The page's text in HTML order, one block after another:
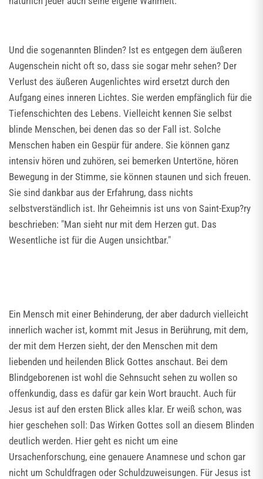
Und die sogenannten Blinden? Ist es entgegen dem äußeren
Augenschein nicht oft so, dass sie sogar mehr sehen? Der
Verlust des äußeren Augenlichtes wird ersetzt durch den
Aufgang eines inneren Lichtes. Sie werden empfänglich für die
Tiefenschichten des Lebens. Vielleicht kennen Sie selbst
blinde Menschen, bei denen das so der Fall ist. Solche
Menschen haben ein Gespür für andere. Sie können ganz
intensiv hören und zuhören, sei bemerken Untertöne, hören
Bewegung in der Stimme, sie können staunen und sich freuen.
Sie sind dankbar aus der Erfahrung, dass nichts
selbstverständlich ist. Ihr Geheimnis ist uns von Saint-Exup?ry
beschrieben: "Man sieht nur mit dem Herzen gut. Das
Wesentliche ist für die Augen unsichtbar."
Ein Mensch mit einer Behinderung, der aber dadurch vielleicht
innerlich wacher ist, kommt mit Jesus in Berührung, mit dem,
der mit dem Herzen sieht, der den Menschen mit dem
liebenden und heilenden Blick Gottes anschaut. Bei dem
Blindgeborenen ist wohl die Sehnsucht sehen zu wollen so
offenkundig, dass es dafür gar kein Wort braucht. Auch für
Jesus ist auf den ersten Blick alles klar. Er weiß schon, was
hier geschehen soll: Das Wirken Gottes soll an diesem Blinden
deutlich werden. Hier geht es nicht um eine
Ursachenforschung, eine genauere Anamnese und schon gar
nicht um Schuldfragen oder Schuldzuweisungen. Für Jesus ist